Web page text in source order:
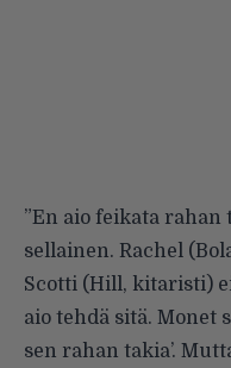
”En aio feikata rahan
sellainen. Rachel
Scotti (Hill, kitaristi)
aio tehdä sitä. Monet
sen rahan takia’.